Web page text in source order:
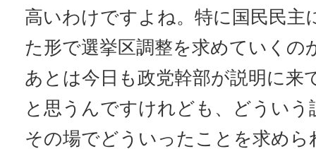
高いわけですよね。特に国民民主
た形で選挙区調整を求めていくの
あとは今日も政党幹部が説明に来
と思うんですけれども、どうい
その場でどういったことを求め